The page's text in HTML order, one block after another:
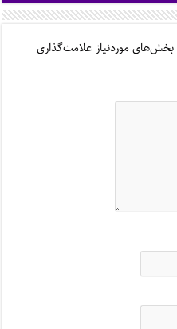
بخش‌های موردنیاز علامت‌گذاری